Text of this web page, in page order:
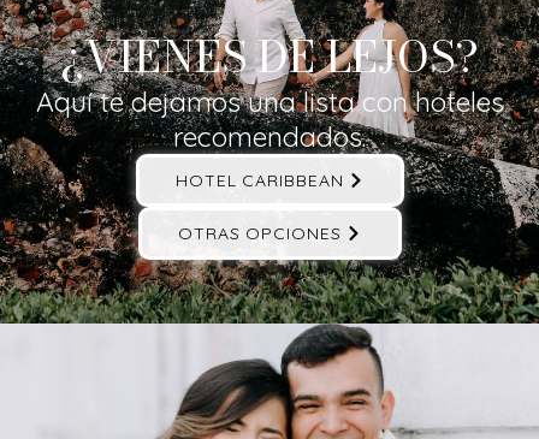
¿VIENES DE LEJOS?
Aquí te dejamos una lista con hoteles
recomendados.
HOTEL CARIBBEAN
OTRAS OPCIONES